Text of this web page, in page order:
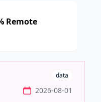
Remote
data
2026-08-01